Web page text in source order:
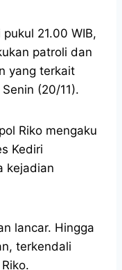
21.00 WIB,
patroli dan
yang terkait
(20/11).
Riko mengaku
Kediri
kejadian
lancar. Hingga
terkendali